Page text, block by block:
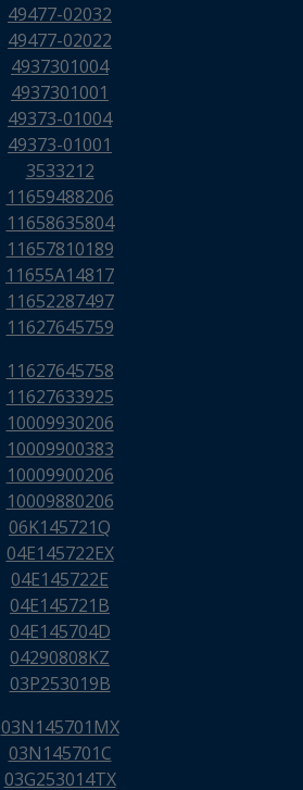
49477-02032
49477-02022
4937301004
4937301001
49373-01004
49373-01001
3533212
11659488206
11658635804
11657810189
11655A14817
11652287497
11627645759
11627645758
11627633925
10009930206
10009900383
10009900206
10009880206
06K145721Q
04E145722EX
04E145722E
04E145721B
04E145704D
04290808KZ
03P253019B
03N145701MX
03N145701C
03G253014TX